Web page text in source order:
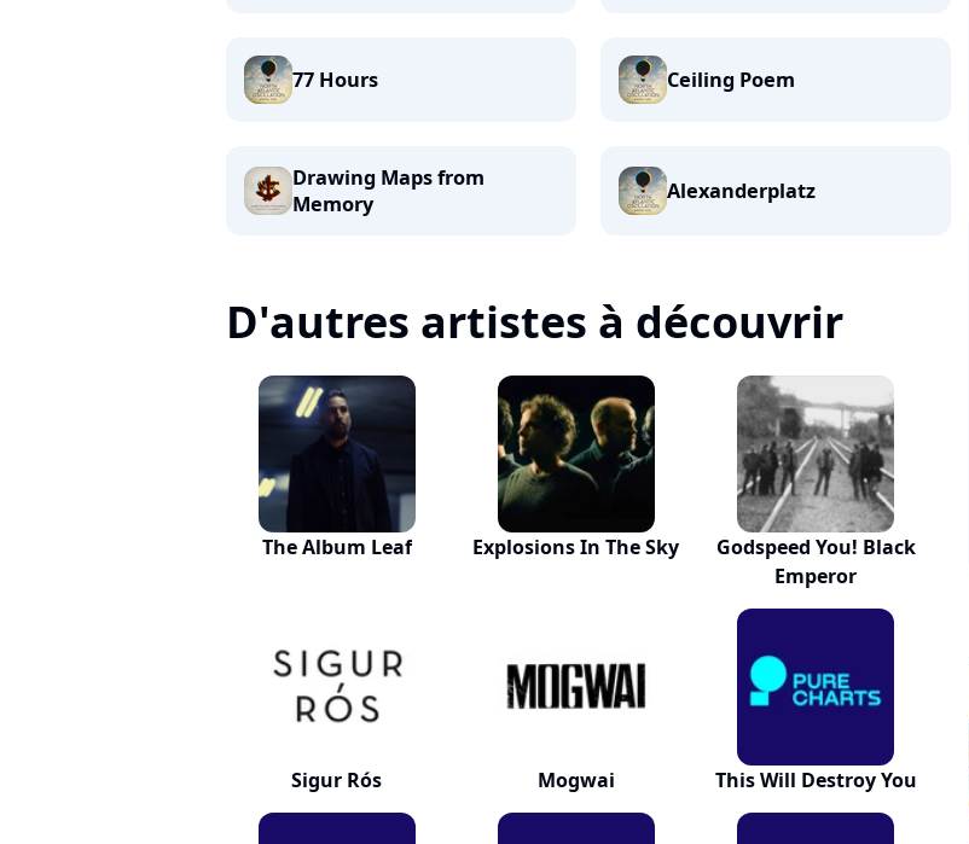
77 Hours Ceiling Poem
Drawing Maps from
Memory
Alexanderplatz
D'autres artistes à découvrir
The Album Leaf Explosions In The Sky
Godspeed You! Black
Emperor
Sigur Rós Mogwai This Will Destroy You